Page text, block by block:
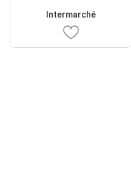
Intermarché